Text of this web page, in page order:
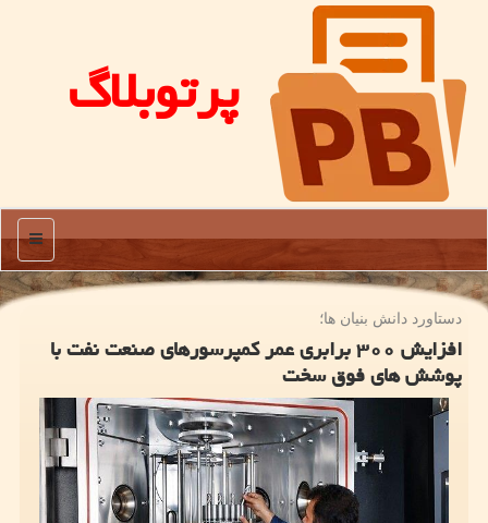
پرتوبلاگ
منو
دستاورد دانش بنیان ها؛
افزایش ۳۰۰ برابری عمر کمپرسورهای صنعت نفت با
پوشش های فوق سخت